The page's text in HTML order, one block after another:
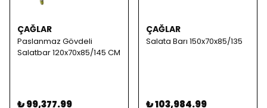
ÇAĞLAR
Paslanmaz Gövdeli
Salatbar 120x70x85/145 CM
₺ 99,377.99
ÇAĞLAR
Salata Barı 150x70x85/135
₺ 103,984.99